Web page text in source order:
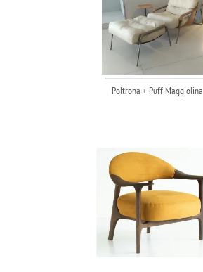
Poltrona + Puff Maggiolina